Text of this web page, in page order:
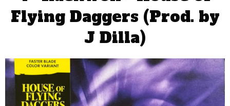
Flying Daggers (Prod. by
J Dilla)